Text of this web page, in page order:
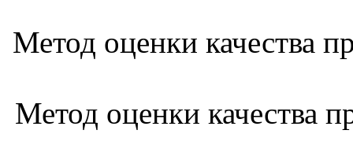
Метод оценки качества
Метод оценки качества